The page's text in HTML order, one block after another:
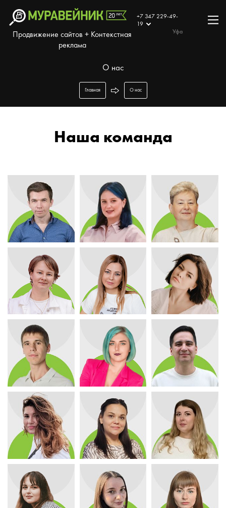
Продвижение сайтов + Контекстная
реклама
+7 347 229-49-
19
Уфа
О нас
Главная О нас
Наша команда